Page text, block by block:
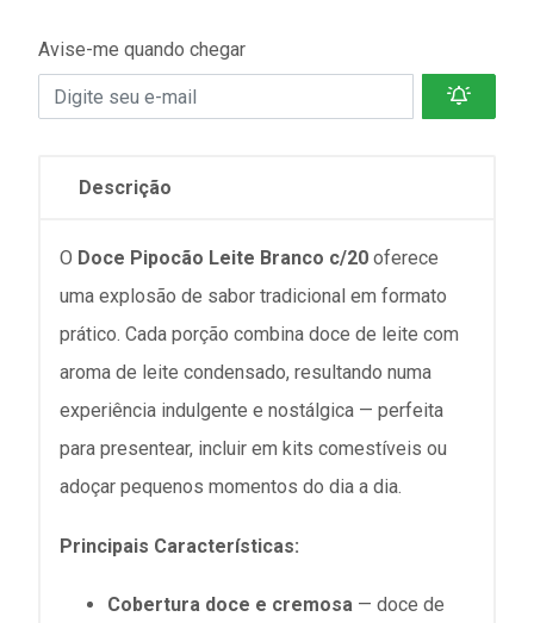
Avise-me quando chegar
Descrição
O Doce Pipocão Leite Branco c/20 oferece
uma explosão de sabor tradicional em formato
prático. Cada porção combina doce de leite com
aroma de leite condensado, resultando numa
experiência indulgente e nostálgica — perfeita
para presentear, incluir em kits comestíveis ou
adoçar pequenos momentos do dia a dia.
Principais Características:
Cobertura doce e cremosa — doce de